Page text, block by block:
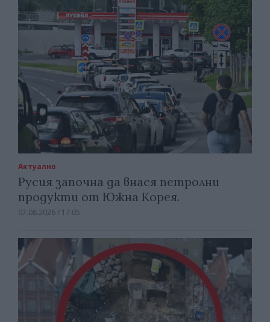
Актуално
Русия започна да внася петролни
продукти от Южна Корея.
07.08.2026 / 17:05